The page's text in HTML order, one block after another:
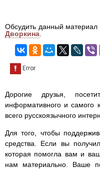
Обсудить данный
Дворкина
Дорогие друзья,
информативного и самого
всего русскоязычного
Для того, чтобы
средства. Если вы
которая помогла вам и
нам материально. Ваше